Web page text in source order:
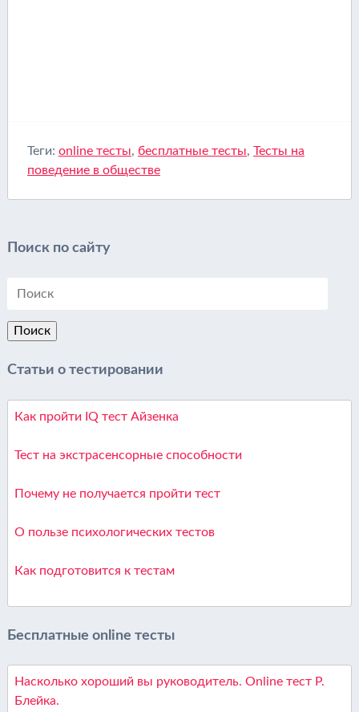
Теги: online тесты, бесплатные тесты, Тесты на
поведение в обществе
Поиск по сайту
Статьи о тестировании
Как пройти IQ тест Айзенка
Тест на экстрасенсорные способности
Почему не получается пройти тест
О пользе психологических тестов
Как подготовится к тестам
Бесплатные online тесты
Насколько хороший вы руководитель. Online тест Р.
Блейка.